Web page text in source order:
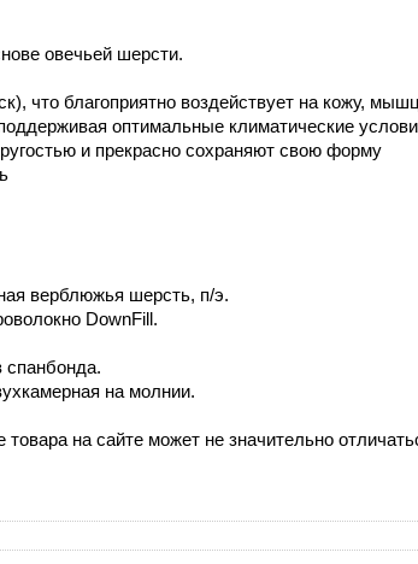
овечьей шерсти.
что благоприятно воздействует на кожу,
оптимальные климатические
и прекрасно сохраняют свою форму
верблюжья шерсть, п/э.
DownFill.
спанбонда.
на молнии.
на сайте может не значительно